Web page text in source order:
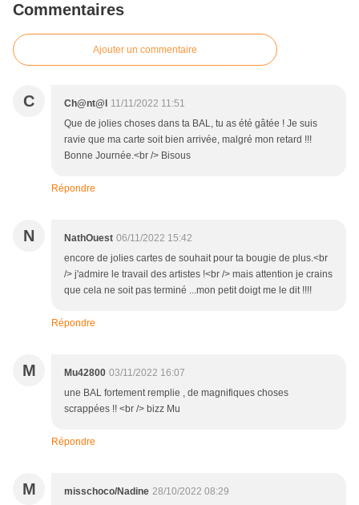
Commentaires
Ajouter un commentaire
C Ch@nt@l
11/11/2022 11:51
Que de jolies choses dans ta BAL, tu as été gâtée ! Je suis
ravie que ma carte soit bien arrivée, malgré mon retard !!!
Bonne Journée.<br /> Bisous
Répondre
N NathOuest 06/11/2022 15:42
encore de jolies cartes de souhait pour ta bougie de plus.<br
/> j'admire le travail des artistes !<br /> mais attention je crains
que cela ne soit pas terminé ...mon petit doigt me le dit !!!!
Répondre
M Mu42800 03/11/2022 16:07
une BAL fortement remplie , de magnifiques choses
scrappées !! <br /> bizz Mu
Répondre
M misschoco/Nadine 28/10/2022 08:29